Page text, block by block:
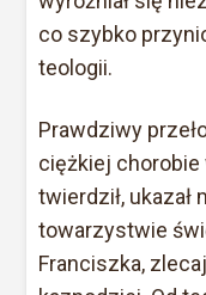
co szybko
teologii.
Prawdziwy
ciężkiej chorobie
twierdził,
towarzystwie
Franciszka,